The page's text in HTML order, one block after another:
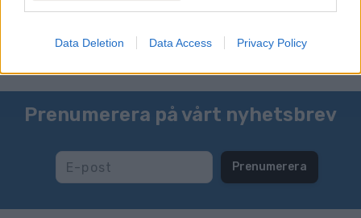
Data Deletion Data Access Privacy Policy
Prenumerera på vårt nyhetsbrev
Prenumerera